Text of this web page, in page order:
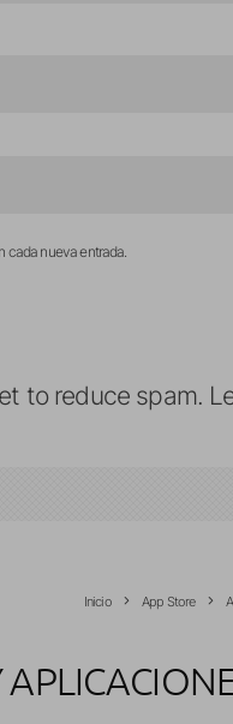
cada nueva entrada.
to reduce spam.
Inicio App Store